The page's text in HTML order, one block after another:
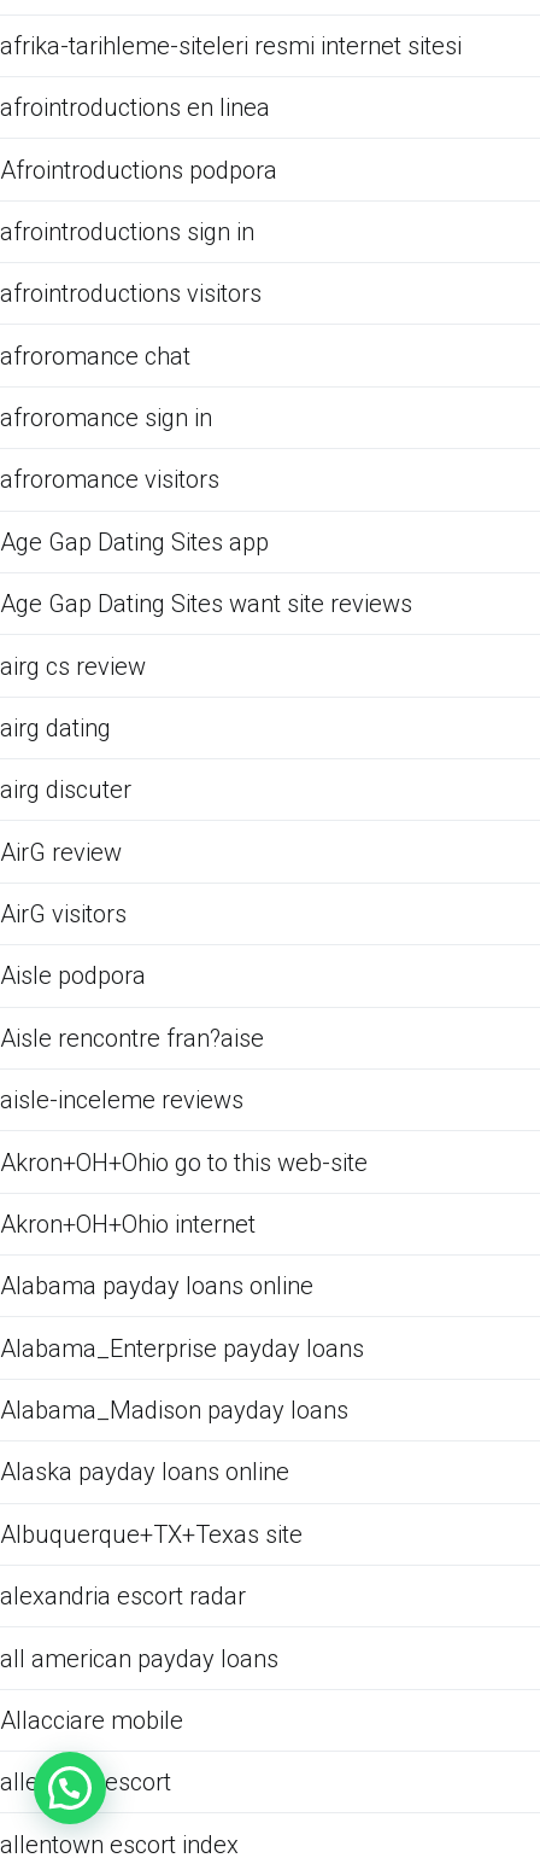
afrika-tarihleme-siteleri resmi internet sitesi
afrointroductions en linea
Afrointroductions podpora
afrointroductions sign in
afrointroductions visitors
afroromance chat
afroromance sign in
afroromance visitors
Age Gap Dating Sites app
Age Gap Dating Sites want site reviews
airg cs review
airg dating
airg discuter
AirG review
AirG visitors
Aisle podpora
Aisle rencontre fran?aise
aisle-inceleme reviews
Akron+OH+Ohio go to this web-site
Akron+OH+Ohio internet
Alabama payday loans online
Alabama_Enterprise payday loans
Alabama_Madison payday loans
Alaska payday loans online
Albuquerque+TX+Texas site
alexandria escort radar
all american payday loans
Allacciare mobile
allen real escort
allentown escort index